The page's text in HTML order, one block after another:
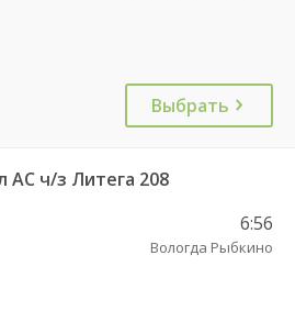
Выбрать
АС ч/з Литега 208
6:56
Вологда Рыбкино